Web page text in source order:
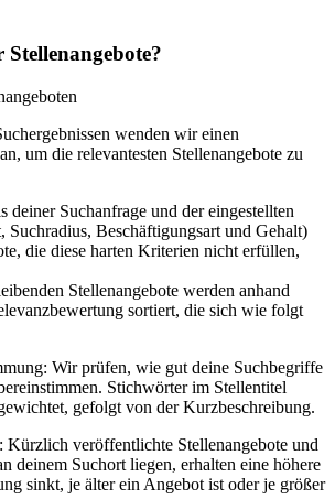
wenden wir einen
um die relevantesten Stellenangebote zu
deiner Suchanfrage und der eingestellten
Beschäftigungsart und Gehalt)
die diese harten Kriterien nicht erfüllen,
Stellenangebote werden anhand
sortiert, die sich wie folgt
Wir prüfen, wie gut deine Suchbegriffe
Stichwörter im Stellentitel
gefolgt von der Kurzbeschreibung.
veröffentlichte Stellenangebote und
deinem Suchort liegen, erhalten eine höhere
sinkt, je älter ein Angebot ist oder je größer